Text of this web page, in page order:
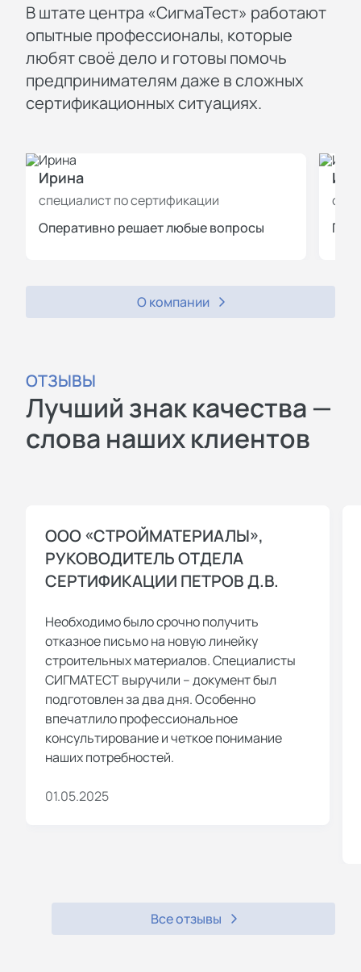
В штате центра «СигмаТест» работают
опытные профессионалы, которые
любят своё дело и готовы помочь
предпринимателям даже в сложных
сертификационных ситуациях.
Ирина
специалист по сертификации
Оперативно решает любые вопросы
О компании
ОТЗЫВЫ
Лучший знак качества —
слова наших клиентов
ООО «СТРОЙМАТЕРИАЛЫ»,
РУКОВОДИТЕЛЬ ОТДЕЛА
СЕРТИФИКАЦИИ ПЕТРОВ Д.В.
Необходимо было срочно получить
отказное письмо на новую линейку
строительных материалов. Специалисты
СИГМАТЕСТ выручили – документ был
подготовлен за два дня. Особенно
впечатлило профессиональное
консультирование и четкое понимание
наших потребностей.
01.05.2025
Все отзывы